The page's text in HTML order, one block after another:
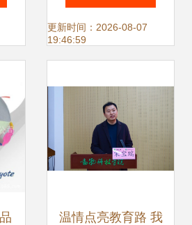
务的全场景机遇
更新时间：2026-08-07
19:46:59
温情点亮教育路 我